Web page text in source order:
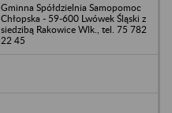
Gminna Spółdzielnia Samopomoc
Chłopska - 59-600 Lwówek Śląski z
siedzibą Rakowice Wlk., tel. 75 782
22 45